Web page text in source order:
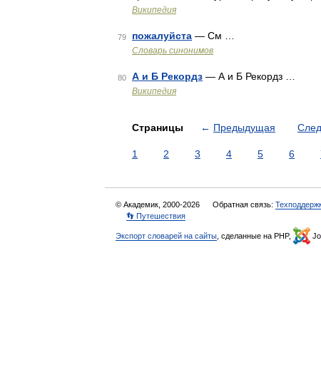
Википедия
79 пожалуйста — См …
Словарь синонимов
80 А и Б Рекордз — А и Б Рекордз …
Википедия
Страницы ← Предыдущая
1 2 3 4 5 6
© Академик, 2000-2026 Обратная связь:
👣 Путешествия
Экспорт словарей на сайты , сделанные на PHP,